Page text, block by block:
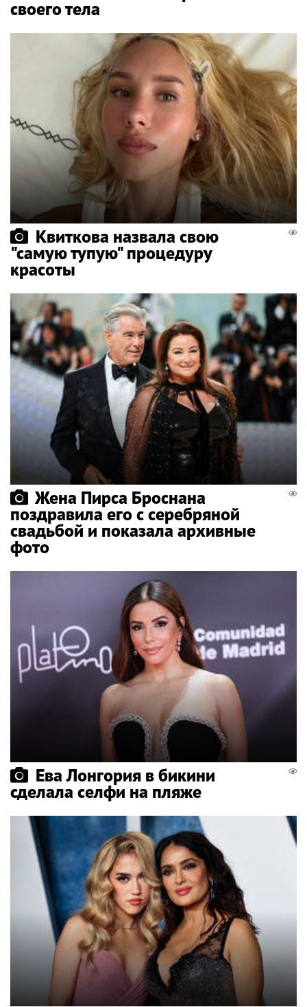
своего тела
Квиткова назвала свою
"самую тупую" процедуру
красоты
Жена Пирса Броснана
поздравила его с серебряной
свадьбой и показала архивные
фото
Ева Лонгория в бикини
сделала селфи на пляже